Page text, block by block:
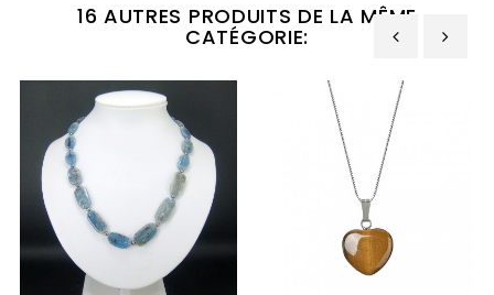
16 AUTRES PRODUITS DE LA MÊME
CATÉGORIE: